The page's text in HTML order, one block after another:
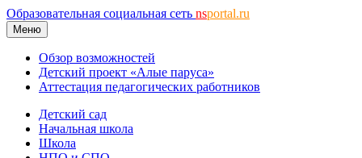
Образовательная социальная сеть nsportal.ru
Меню
Обзор возможностей
Детский проект «Алые паруса»
Аттестация педагогических работников
Детский сад
Начальная школа
Школа